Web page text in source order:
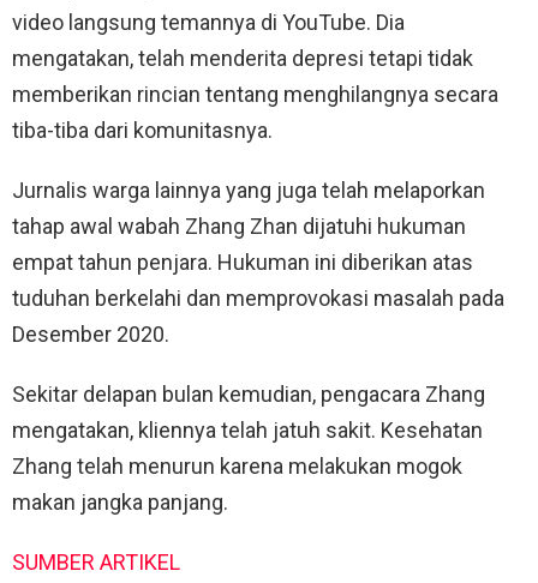
video langsung temannya di YouTube. Dia
mengatakan, telah menderita depresi tetapi tidak
memberikan rincian tentang menghilangnya secara
tiba-tiba dari komunitasnya.
Jurnalis warga lainnya yang juga telah melaporkan
tahap awal wabah Zhang Zhan dijatuhi hukuman
empat tahun penjara. Hukuman ini diberikan atas
tuduhan berkelahi dan memprovokasi masalah pada
Desember 2020.
Sekitar delapan bulan kemudian, pengacara Zhang
mengatakan, kliennya telah jatuh sakit. Kesehatan
Zhang telah menurun karena melakukan mogok
makan jangka panjang.
SUMBER ARTIKEL